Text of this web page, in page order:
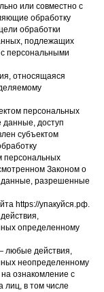
или совместно с
обработку
обработки
подлежащих
персональными
относящаяся
персональных
доступ
субъектом
персональных
Законом о
разрешенные
https://упакуйся.рф.
определенному
любые действия,
неопределенному
ознакомление с
лиц, в том числе